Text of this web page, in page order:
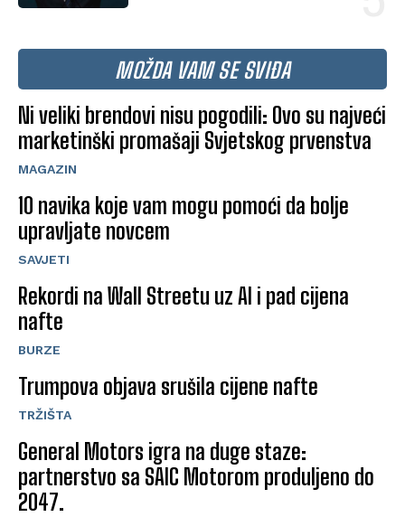
MOŽDA VAM SE SVIĐA
Ni veliki brendovi nisu pogodili: Ovo su najveći
marketinški promašaji Svjetskog prvenstva
MAGAZIN
10 navika koje vam mogu pomoći da bolje
upravljate novcem
SAVJETI
Rekordi na Wall Streetu uz AI i pad cijena
nafte
BURZE
Trumpova objava srušila cijene nafte
TRŽIŠTA
General Motors igra na duge staze:
partnerstvo sa SAIC Motorom produljeno do
2047.